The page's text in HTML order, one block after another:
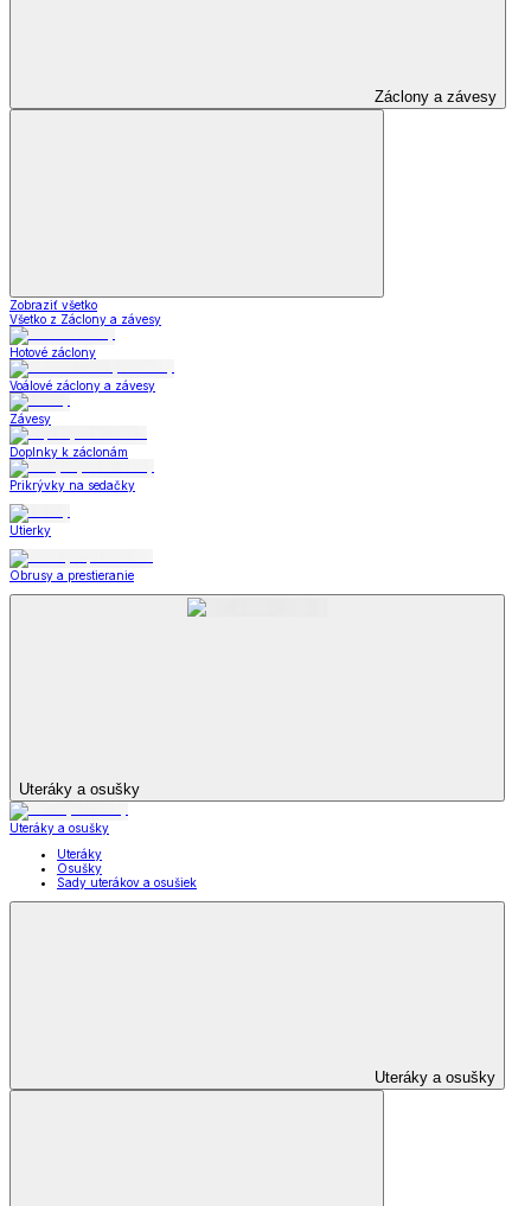
Záclony a závesy
Zobraziť všetko
Všetko z Záclony a závesy
Hotové záclony
Voálové záclony a závesy
Závesy
Doplnky k záclonám
Prikrývky na sedačky
Utierky
Obrusy a prestieranie
Uteráky a osušky
Uteráky a osušky
Uteráky
Osušky
Sady uterákov a osušiek
Uteráky a osušky